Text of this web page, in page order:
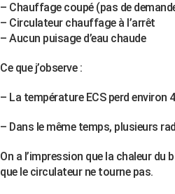
– Chauffage coupé (pas de
– Circulateur chauffage à l’arrêt
– Aucun puisage d’eau chaude
Ce que j’observe :
– La température ECS perd environ
– Dans le même temps, plusieurs
On a l’impression que la chaleur
que le circulateur ne tourne pas.